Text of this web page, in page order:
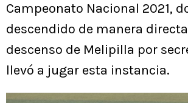
Campeonato Nacional 2021,
descendido de manera
descenso de Melipilla por
llevó a jugar esta instancia.